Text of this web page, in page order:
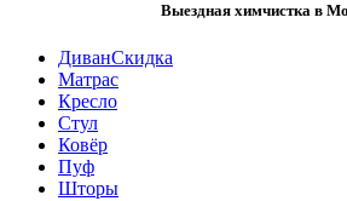
Выездная химчистка в
ДиванСкидка
Матрас
Кресло
Стул
Ковёр
Пуф
Шторы